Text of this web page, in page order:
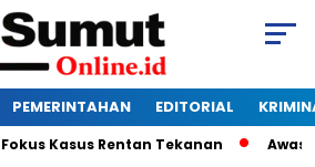
PEMERINTAHAN EDITORIAL
Rentan Tekanan Awas